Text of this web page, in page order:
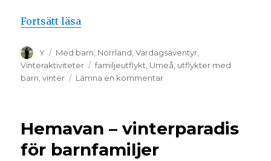
Fortsätt läsa
Y Med barn Norrland ,Vardagsäventyr
Vinteraktiviteter
familjeutflykt Umeå utflykter med
barn ,vinter Lämna en kommentar
Hemavan – vinterparadis
för barnfamiljer